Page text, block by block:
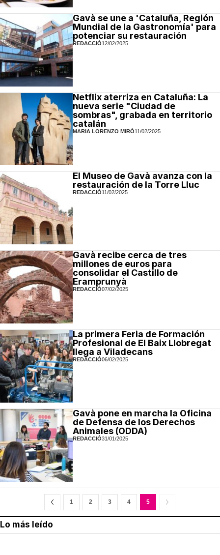
Gavà se une a 'Cataluña, Región
Mundial de la Gastronomía' para
potenciar su restauración
REDACCIÓ12/02/2025
Netflix aterriza en Cataluña: La
nueva serie "Ciudad de
sombras", grabada en territorio
catalán
MARIA LORENZO MIRÓ11/02/2025
El Museo de Gavà avanza con la
restauración de la Torre Lluc
REDACCIÓ11/02/2025
Gavà recibe cerca de tres
millones de euros para
consolidar el Castillo de
Eramprunyà
REDACCIÓ07/02/2025
La primera Feria de Formación
Profesional de El Baix Llobregat
llega a Viladecans
REDACCIÓ06/02/2025
Gavà pone en marcha la Oficina
de Defensa de los Derechos
Animales (ODDA)
REDACCIÓ31/01/2025
1 2 3 4 5
Lo más leído